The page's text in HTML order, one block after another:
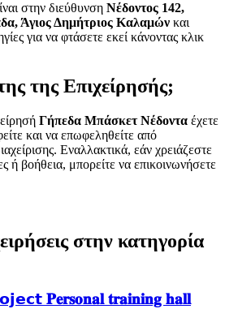
στην διεύθυνση Νέδοντος 142,
Άγιος Δημήτριος Καλαμών και
για να φτάσετε εκεί κάνοντας κλικ
της Επιχείρησής;
Γήπεδα Μπάσκετ Νέδοντα έχετε
και να επωφεληθείτε από
Εναλλακτικά, εάν χρειάζεστε
ή βοήθεια, μπορείτε να επικοινωνήσετε
στην κατηγορία
𝐏𝐞𝐫𝐬𝐨𝐧𝐚𝐥 𝐭𝐫𝐚𝐢𝐧𝐢𝐧𝐠 𝐡𝐚𝐥𝐥